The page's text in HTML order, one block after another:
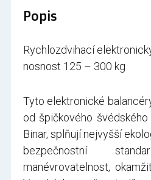
Popis
Rychlozdvihací
nosnost 125 – 300 kg
Tyto elektronické
od špičkového
Binar, splňují nejvyšší
bezpečnostní
manévrovatelnost,